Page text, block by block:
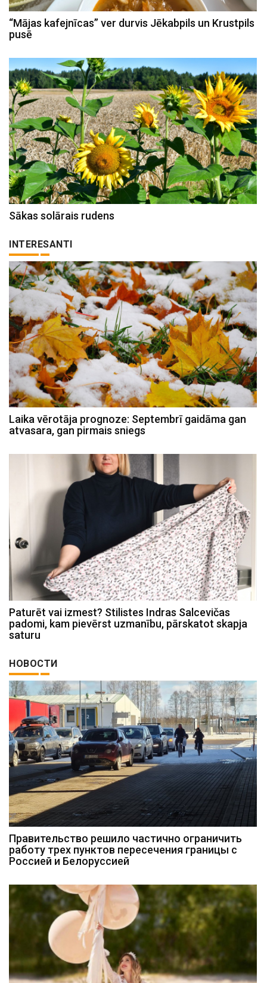
“Mājas kafejnīcas” ver durvis Jēkabpils un Krustpils
pusē
Sākas solārais rudens
INTERESANTI
Laika vērotāja prognoze: Septembrī gaidāma gan
atvasara, gan pirmais sniegs
Paturēt vai izmest? Stilistes Indras Salcevičas
padomi, kam pievērst uzmanību, pārskatot skapja
saturu
НОВОСТИ
Правительство решило частично ограничить
работу трех пунктов пересечения границы с
Россией и Белоруссией